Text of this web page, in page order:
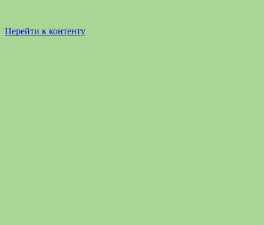
Перейти к контенту